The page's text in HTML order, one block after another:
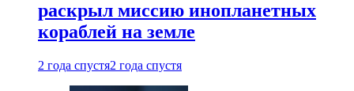
раскрыл миссию инопланетных
кораблей на земле
2 года спустя2 года спустя